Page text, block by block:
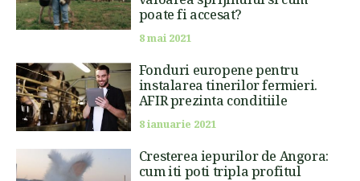
poate fi accesat?
8 mai 2021
Fonduri europene pentru
instalarea tinerilor fermieri.
AFIR prezinta conditiile
8 ianuarie 2021
Cresterea iepurilor de Angora:
cum iti poti tripla profitul